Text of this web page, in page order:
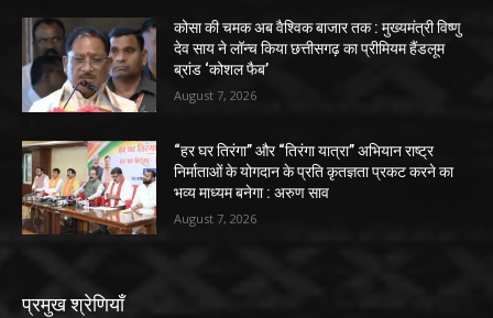
कोसा की चमक अब वैश्विक बाजार तक : मुख्यमंत्री विष्णु
देव साय ने लॉन्च किया छत्तीसगढ़ का प्रीमियम हैंडलूम
ब्रांड ‘कोशल फैब’
August 7, 2026
“हर घर तिरंगा” और “तिरंगा यात्रा” अभियान राष्ट्र
निर्माताओं के योगदान के प्रति कृतज्ञता प्रकट करने का
भव्य माध्यम बनेगा : अरुण साव
August 7, 2026
प्रमुख श्रेणियाँ